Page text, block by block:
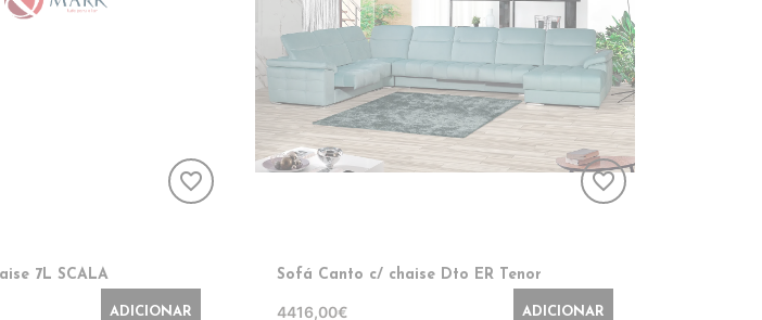
favorite_border
7L SCALA
ADICIONAR
favorite_border
Sofá Canto c/ chaise Dto ER Tenor
4416,00€ ADICIONAR